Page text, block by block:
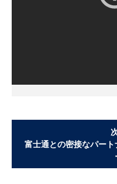
富士通との密接なパー